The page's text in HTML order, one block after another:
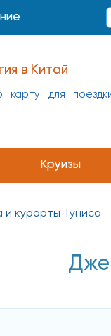
в Китай
карту для
Круизы
и курорты Туниса